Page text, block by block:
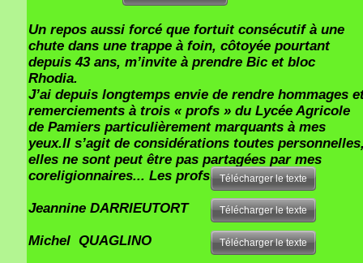
Télécharger le texte
Télécharger le texte
Télécharger le texte
Un repos aussi forcé que fortuit consécutif à une
chute dans une trappe à foin, côtoyée pourtant
depuis 43 ans, m’invite à prendre Bic et bloc
Rhodia.
J’ai depuis longtemps envie de rendre hommages
remerciements à trois « profs » du Lycée Agricole
de Pamiers particulièrement marquants à mes
yeux.Il s’agit de considérations toutes
elles ne sont peut être pas partagées par mes
coreligionnaires... Les profs:
Jeannine DARRIEUTORT
Michel QUAGLINO